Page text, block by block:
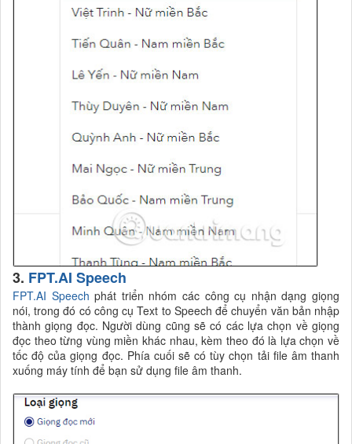
3. FPT.AI Speech
FPT.AI Speech phát triển nhóm các công cụ nhận dạng giọng
nói, trong đó có công cụ Text to Speech để chuyển văn bản nhập
thành giọng đọc. Người dùng cũng sẽ có các lựa chọn về giọng
đọc theo từng vùng miền khác nhau, kèm theo đó là lựa chọn về
tốc độ của giọng đọc. Phía cuối sẽ có tùy chọn tải file âm thanh
xuống máy tính để bạn sử dụng file âm thanh.